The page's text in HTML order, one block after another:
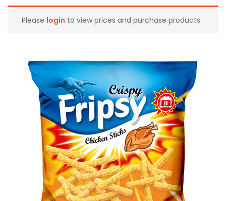
Please login to view prices and purchase products.